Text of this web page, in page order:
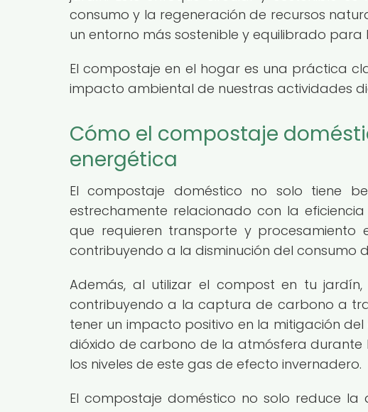
consumo y la regeneración de recursos
un entorno más sostenible y equilibrado para
El compostaje en el hogar es una práctica
impacto ambiental de nuestras actividades
Cómo el compostaje
energética
El compostaje doméstico no solo tiene
estrechamente relacionado con la
que requieren transporte y procesamiento
contribuyendo a la disminución del consumo
Además, al utilizar el compost en tu
contribuyendo a la captura de carbono a
tener un impacto positivo en la mitigación
dióxido de carbono de la atmósfera
los niveles de este gas de efecto invernadero.
El compostaje doméstico no solo reduce